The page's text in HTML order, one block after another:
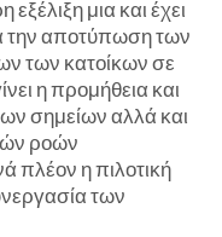
μια και έχει
την αποτύπωση των
των κατοίκων σε
η προμήθεια και
σημείων αλλά και
ροών
πλέον η πιλοτική
των